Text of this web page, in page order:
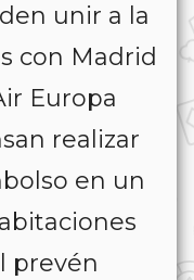
unir a la
con Madrid
Europa
realizar
en un
prevén